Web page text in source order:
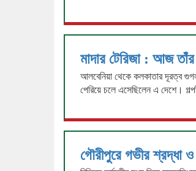
মাদার টেরিজা : আজ
আলবেনিয়া থেকে কলকাতার দূরত্ব
পেরিয়ে চলে এসেছিলেন এ দেশে।
গৌরীপুরে গভীর শ্রদ্ধা